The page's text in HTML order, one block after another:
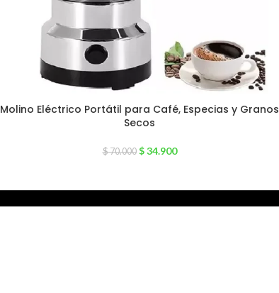
Molino Eléctrico Portátil para Café, Especias y Granos
Secos
$70.000 $34.900